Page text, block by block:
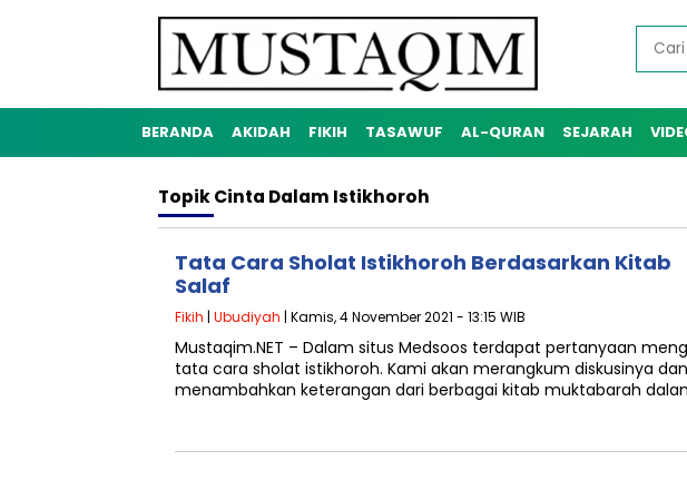
BERANDA AKIDAH FIKIH TASAWUF AL-QURAN SEJARAH
TopikCinta Dalam Istikhoroh
Tata Cara Sholat Istikhoroh Berdasarkan Kitab
Salaf
Fikih | Ubudiyah | Kamis, 4 November 2021 - 13:15 WIB
Mustaqim.NET – Dalam situs Medsoos terdapat pertanyaan
tata cara sholat istikhoroh. Kami akan merangkum diskusinya dan
menambahkan keterangan dari berbagai kitab muktabarah